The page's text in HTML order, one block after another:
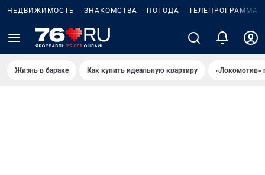
НЕДВИЖИМОСТЬ ЗНАКОМСТВА ПОГОДА ТЕЛЕПРОГРАММА
Жизнь в бараке Как купить идеальную квартиру «Локомотив»